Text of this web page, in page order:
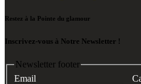
Restez à la Pointe du glamour
Inscrivez-vous à Notre Newsletter !
Newsletter footer
Email